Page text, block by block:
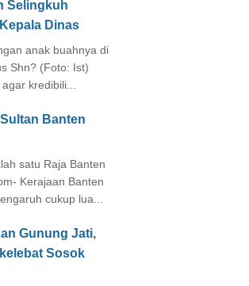
Selingkuh
Dinas
anak buahnya di
Shn? (Foto: Ist)
kredibili...
Banten
satu Raja Banten
Kerajaan Banten
cukup lua...
Gunung Jati,
Sosok